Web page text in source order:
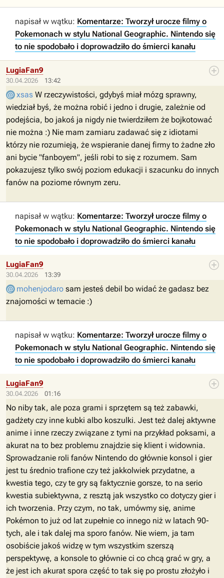
napisał w wątku: Komentarze: Tworzył urocze filmy o
Pokemonach w stylu National Geographic. Nintendo się
to nie spodobało i doprowadziło do śmierci kanału
30.04.2026 13:42
LugiaFan9
xsas W rzeczywistości, gdybyś miał mózg sprawny,
wiedział byś, że można robić i jedno i drugie, zależnie od
podejścia, bo jakoś ja nigdy nie twierdziłem że bojkotować
nie można :) Nie mam zamiaru zadawać się z idiotami
którzy nie rozumieją, że wspieranie danej firmy to żadne zło
ani bycie "fanboyem", jeśli robi to się z rozumem. Sam
pokazujesz tylko swój poziom edukacji i szacunku do innych
fanów na poziome równym zeru.
napisał w wątku: Komentarze: Tworzył urocze filmy o
Pokemonach w stylu National Geographic. Nintendo się
to nie spodobało i doprowadziło do śmierci kanału
30.04.2026 13:39
LugiaFan9
mohenjodaro sam jesteś debil bo widać że gadasz bez
znajomości w temacie :)
napisał w wątku: Komentarze: Tworzył urocze filmy o
Pokemonach w stylu National Geographic. Nintendo się
to nie spodobało i doprowadziło do śmierci kanału
30.04.2026 01:16
LugiaFan9
No niby tak, ale poza grami i sprzętem są też zabawki,
gadżety czy inne kubki albo koszulki. Jest też dalej aktywne
anime i inne rzeczy związane z tymi na przykład poksami, a
akurat na to bez problemu znajdzie się klient i widownia.
Sprowadzanie roli fanów Nintendo do głównie konsol i gier
jest tu średnio trafione czy też jakkolwiek przydatne, a
kwestia tego, czy te gry są faktycznie gorsze, to na serio
kwestia subiektywna, z resztą jak wszystko co dotyczy gier i
ich tworzenia. Przy czym, no tak, umówmy się, anime
Pokémon to już od lat zupełnie co innego niż w latach 90-
tych, ale i tak dalej ma sporo fanów. Nie wiem, ja tam
osobiście jakoś widzę w tym wszystkim szerszą
perspektywę, a konsole to głównie ci co chcą grać w gry, a
że jest ich akurat spora część to tak się po prostu złożyło i